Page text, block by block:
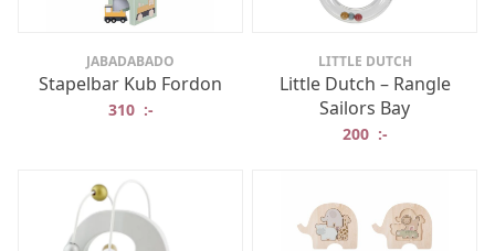
JABADABADO
Stapelbar Kub Fordon
310 :-
LITTLE DUTCH
Little Dutch – Rangle
Sailors Bay
200 :-